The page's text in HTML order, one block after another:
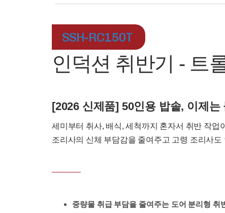
SSH-RC150T
인덕션 취반기 - 트
[2026 신제품] 50인용 밥솥, 이제
세미부터 취사, 배식, 세척까지 혼자서 취반 작업
조리사의 신체 부담감을 줄여주고 고령 조리사도
중량물 취급 부담을 줄여주는 도어 분리형 취